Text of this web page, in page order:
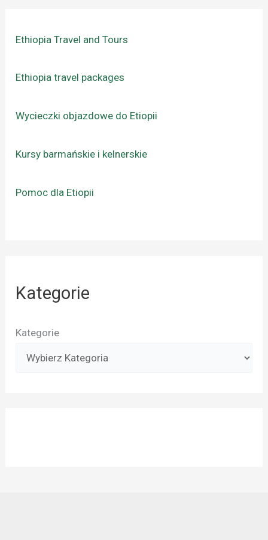
Ethiopia Travel and Tours
Ethiopia travel packages
Wycieczki objazdowe do Etiopii
Kursy barmańskie i kelnerskie
Pomoc dla Etiopii
Kategorie
Kategorie